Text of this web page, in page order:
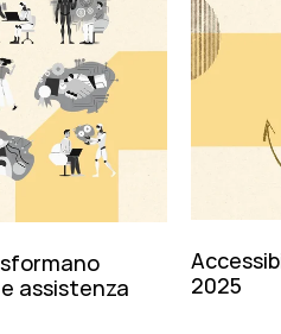
assistenza
2025